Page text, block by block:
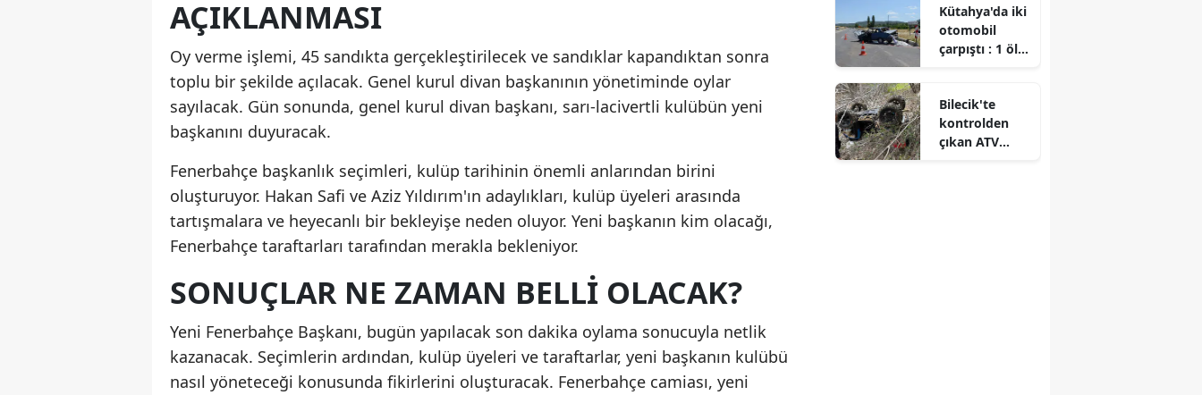
Konya
Kütahya
Manisa
Kahramanmaraş
Mardin
Muş
Niğde
AÇIKLANMASI
Oy verme işlemi, 45 sandıkta gerçekleştirilecek ve sandıklar kapandıktan sonra
toplu bir şekilde açılacak. Genel kurul divan başkanının yönetiminde oylar
sayılacak. Gün sonunda, genel kurul divan başkanı, sarı-lacivertli kulübün yeni
başkanını duyuracak.
Fenerbahçe başkanlık seçimleri, kulüp tarihinin önemli anlarından birini
oluşturuyor. Hakan Safi ve Aziz Yıldırım'ın adaylıkları, kulüp üyeleri arasında
tartışmalara ve heyecanlı bir bekleyişe neden oluyor. Yeni başkanın kim olacağı,
Fenerbahçe taraftarları tarafından merakla bekleniyor.
SONUÇLAR NE ZAMAN BELLI OLACAK?
Yeni Fenerbahçe Başkanı, bugün yapılacak son dakika oylama sonucuyla netlik
kazanacak. Seçimlerin ardından, kulüp üyeleri ve taraftarlar, yeni başkanın kulübü
nasıl yöneteceği konusunda fikirlerini oluşturacak. Fenerbahçe camiası, yeni
Kütahya'da iki
otomobil
çarpıştı : 1 ölü,
Bilecik'te
kontrolden
çıkan ATV